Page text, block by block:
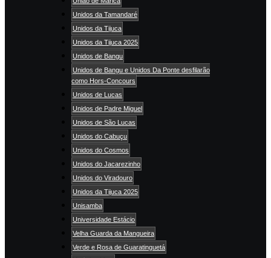
Unidos da Tamandaré
Unidos da Tijuca
Unidos da Tijuca 2025
Unidos de Bangu
Unidos de Bangu e Unidos Da Ponte desfilarão
como Hors-Concours
Unidos de Lucas
Unidos de Padre Miguel
Unidos de São Lucas
Unidos do Cabuçu
Unidos do Cosmos
Unidos do Jacarezinho
Unidos do Viradouro
Unidos da Tijuca 2025
Unisamba
Universidade Estácio
Velha Guarda da Mangueira
Verde e Rosa de Guaratinguetá